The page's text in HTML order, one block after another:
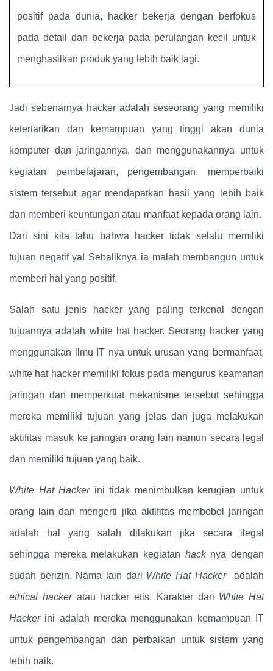
positif pada dunia, hacker bekerja dengan berfokus
pada detail dan bekerja pada perulangan kecil untuk
menghasilkan produk yang lebih baik lagi.
Jadi sebenarnya hacker adalah seseorang yang memiliki
ketertarikan dan kemampuan yang tinggi akan dunia
komputer dan jaringannya, dan menggunakannya untuk
kegiatan pembelajaran, pengembangan, memperbaiki
sistem tersebut agar mendapatkan hasil yang lebih baik
dan memberi keuntungan atau manfaat kepada orang lain.
Dari sini kita tahu bahwa hacker tidak selalu memiliki
tujuan negatif ya! Sebaliknya ia malah membangun untuk
memberi hal yang positif.
Salah satu jenis hacker yang paling terkenal dengan
tujuannya adalah white hat hacker. Seorang hacker yang
menggunakan ilmu IT nya untuk urusan yang bermanfaat,
white hat hacker memiliki fokus pada mengurus keamanan
jaringan dan memperkuat mekanisme tersebut sehingga
mereka memiliki tujuan yang jelas dan juga melakukan
aktifitas masuk ke jaringan orang lain namun secara legal
dan memiliki tujuan yang baik.
White Hat Hacker ini tidak menimbulkan kerugian untuk
orang lain dan mengerti jika aktifitas membobol jaringan
adalah hal yang salah dilakukan jika secara ilegal
sehingga mereka melakukan kegiatan hack nya dengan
sudah berizin. Nama lain dari White Hat Hackeradalah
ethical hacker atau hacker etis. Karakter dari White Hat
Hacker ini adalah mereka menggunakan kemampuan IT
untuk pengembangan dan perbaikan untuk sistem yang
lebih baik.